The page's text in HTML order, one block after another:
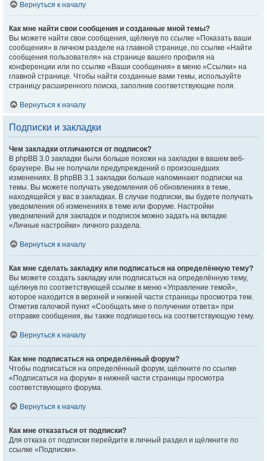
Вернуться к началу
Как мне найти свои сообщения и созданные мной темы?
Вы можете найти свои сообщения, щёлкнув по ссылке «Показать ваши
сообщения» в личном разделе на главной странице, по ссылке «Найти
сообщения пользователя» на странице вашего профиля на
конференции или по ссылке «Ваши сообщения» в меню «Ссылки» на
главной странице. Чтобы найти созданные вами темы, используйте
страницу расширенного поиска, заполнив соответствующие поля.
Вернуться к началу
Подписки и закладки
Чем закладки отличаются от подписок?
В phpBB 3.0 закладки были больше похожи на закладки в вашем веб-
браузере. Вы не получали предупреждений о произошедших
изменениях. В phpBB 3.1 закладки больше напоминают подписки на
темы. Вы можете получать уведомления об обновлениях в теме,
находящейся у вас в закладках. В случае подписки, вы будете получать
уведомления об изменениях в теме или форуме. Настройки
уведомлений для закладок и подписок можно задать на вкладке
«Личные настройки» личного раздела.
Вернуться к началу
Как мне сделать закладку или подписаться на определённую тему?
Вы можете создать закладку или подписаться на определённую тему,
щёлкнув по соответствующей ссылке в меню «Управление темой»,
которое находится в верхней и нижней части страницы просмотра тем.
Отметив галочкой пункт «Сообщать мне о получении ответа» при
отправке сообщения, вы также подпишетесь на соответствующую тему.
Вернуться к началу
Как мне подписаться на определённый форум?
Чтобы подписаться на определённый форум, щёлкните по ссылке
«Подписаться на форум» в нижней части страницы просмотра
соответствующего форума.
Вернуться к началу
Как мне отказаться от подписки?
Для отказа от подписки перейдите в личный раздел и щёлкните по
ссылке «Подписки».